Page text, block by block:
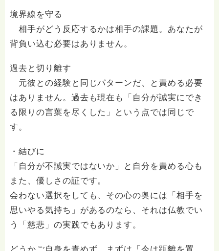
境界線を守る
相手がどう反応するかは相手の課題。あなたが
背負い込む必要はありません。
過去と切り離す
元彼との経験と同じパターンだ、と責める必要
はありません。過去も現在も「自分が誠実にでき
る限りの言葉を尽くした」という点では同じで
す。
・結びに
「自分が不誠実ではないか」と自分を責める心も
また、優しさの証です。
会わない選択をしても、その心の奥には「相手を
思いやる気持ち」があるのなら、それは仏教でい
う「慈悲」の実践でもあります。